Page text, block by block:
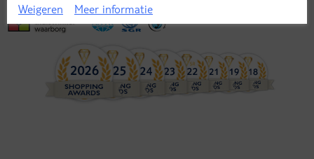
Weigeren Meer informatie